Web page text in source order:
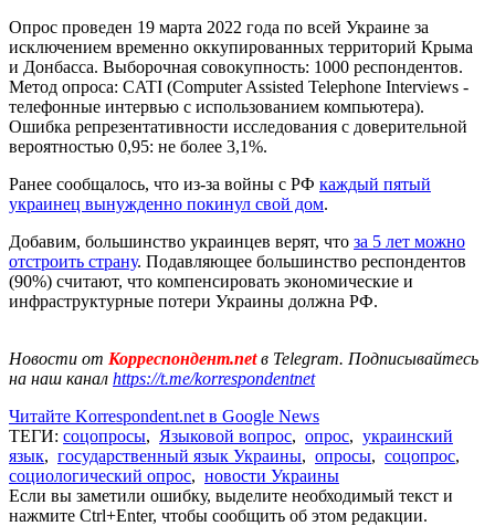
Опрос проведен 19 марта 2022 года по всей Украине за
исключением временно оккупированных территорий Крыма
и Донбасса. Выборочная совокупность: 1000 респондентов.
Метод опроса: CATI (Computer Assisted Telephone Interviews -
телефонные интервью с использованием компьютера).
Ошибка репрезентативности исследования с доверительной
вероятностью 0,95: не более 3,1%.
Ранее сообщалось, что из-за войны с РФ каждый пятый
украинец вынужденно покинул свой дом.
Добавим, большинство украинцев верят, что за 5 лет можно
отстроить страну. Подавляющее большинство респондентов
(90%) считают, что компенсировать экономические и
инфраструктурные потери Украины должна РФ.
Новости от Корреспондент.netв Telegram. Подписывайтесь
на наш канал https://t.me/korrespondentnet
Читайте Korrespondent.net в Google News
ТЕГИ: соцопросы, Языковой вопрос, опрос, украинский
язык, государственный язык Украины, опросы, соцопрос,
социологический опрос, новости Украины
Если вы заметили ошибку, выделите необходимый текст и
нажмите Ctrl+Enter, чтобы сообщить об этом редакции.